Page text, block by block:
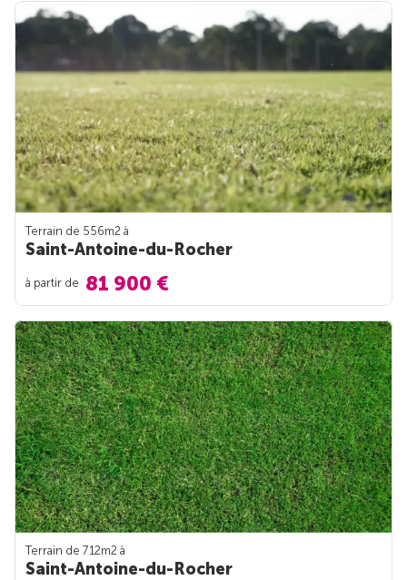
Terrain de 556m2 à
Saint-Antoine-du-Rocher
à partir de 81 900 €
Terrain de 712m2 à
Saint-Antoine-du-Rocher